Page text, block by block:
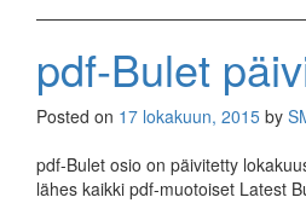
pdf-Bulet
Posted on 17 lokakuun, 2015 by
pdf-Bulet osio on päivitetty
lähes kaikki pdf-muotoiset Latest